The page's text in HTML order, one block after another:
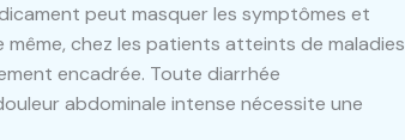
peut masquer les symptômes et
chez les patients atteints de maladies
encadrée. Toute diarrhée
abdominale intense nécessite une